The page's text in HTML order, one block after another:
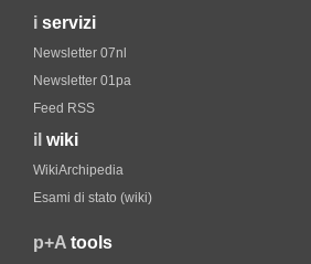
i servizi
Newsletter 07nl
Newsletter 01pa
Feed RSS
il wiki
WikiArchipedia
Esami di stato (wiki)
p+A tools